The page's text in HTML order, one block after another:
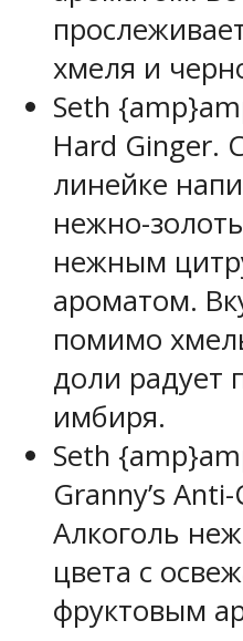
хмеля и
Seth
Hard Ginger.
линейке
нежно-
нежным
ароматом.
помимо
доли радует
имбиря.
Seth
Granny’s
Алкоголь
цвета с
фруктовым